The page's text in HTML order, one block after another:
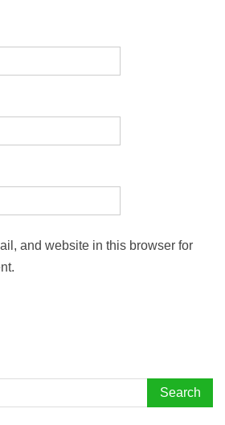
and website in this browser for